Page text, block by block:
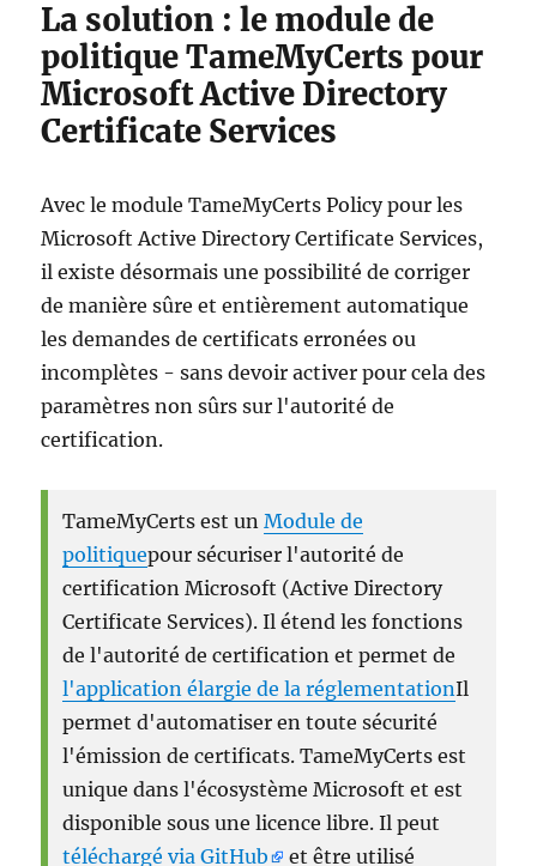
La solution : le module de
politique TameMyCerts pour
Microsoft Active Directory
Certificate Services
Avec le module TameMyCerts Policy pour les
Microsoft Active Directory Certificate Services,
il existe désormais une possibilité de corriger
de manière sûre et entièrement automatique
les demandes de certificats erronées ou
incomplètes - sans devoir activer pour cela des
paramètres non sûrs sur l'autorité de
certification.
TameMyCerts est unModule de
politiquepour sécuriser l'autorité de
certification Microsoft (Active Directory
Certificate Services). Il étend les fonctions
de l'autorité de certification et permet de
l'application élargie de la réglementationIl
permet d'automatiser en toute sécurité
l'émission de certificats. TameMyCerts est
unique dans l'écosystème Microsoft et est
disponible sous une licence libre. Il peut
téléchargé via GitHub
et être utilisé